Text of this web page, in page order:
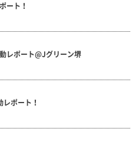
ート！
レポート@Jグリーン堺
ポート！